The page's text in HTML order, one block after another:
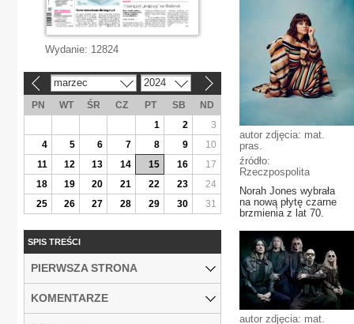
autor zdjęcia: mat.
pras.
źródło:
Rzeczpospolita
Norah Jones wybrała
na nową płytę czarne
brzmienia z lat 70.
autor zdjęcia: mat.
Wydanie: 12824
marzec 2024
PN WT ŚR CZ PT SB
ND
1
2
3
4
5 6 7 8 9
10
11
12 13 14 15 16
17
18
19 20 21 22 23
24
25
26 27 28 29 30 31
SPIS TREŚCI
PIERWSZA STRONA
KOMENTARZE